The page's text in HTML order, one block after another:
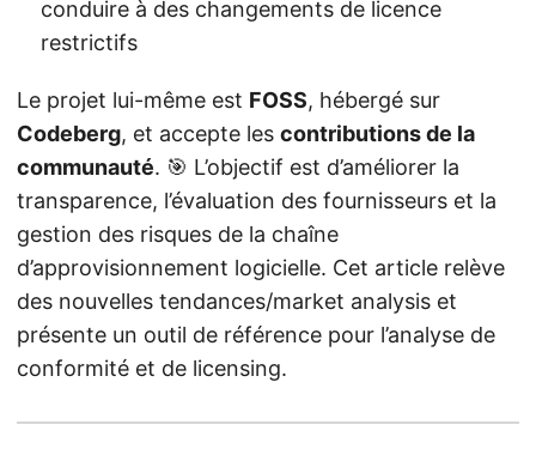
conduire à des changements de licence
restrictifs
Le projet lui-même est FOSS, hébergé sur
Codeberg, et accepte les contributions de la
communauté. 🎯 L’objectif est d’améliorer la
transparence, l’évaluation des fournisseurs et la
gestion des risques de la chaîne
d’approvisionnement logicielle. Cet article relève
des nouvelles tendances/market analysis et
présente un outil de référence pour l’analyse de
conformité et de licensing.